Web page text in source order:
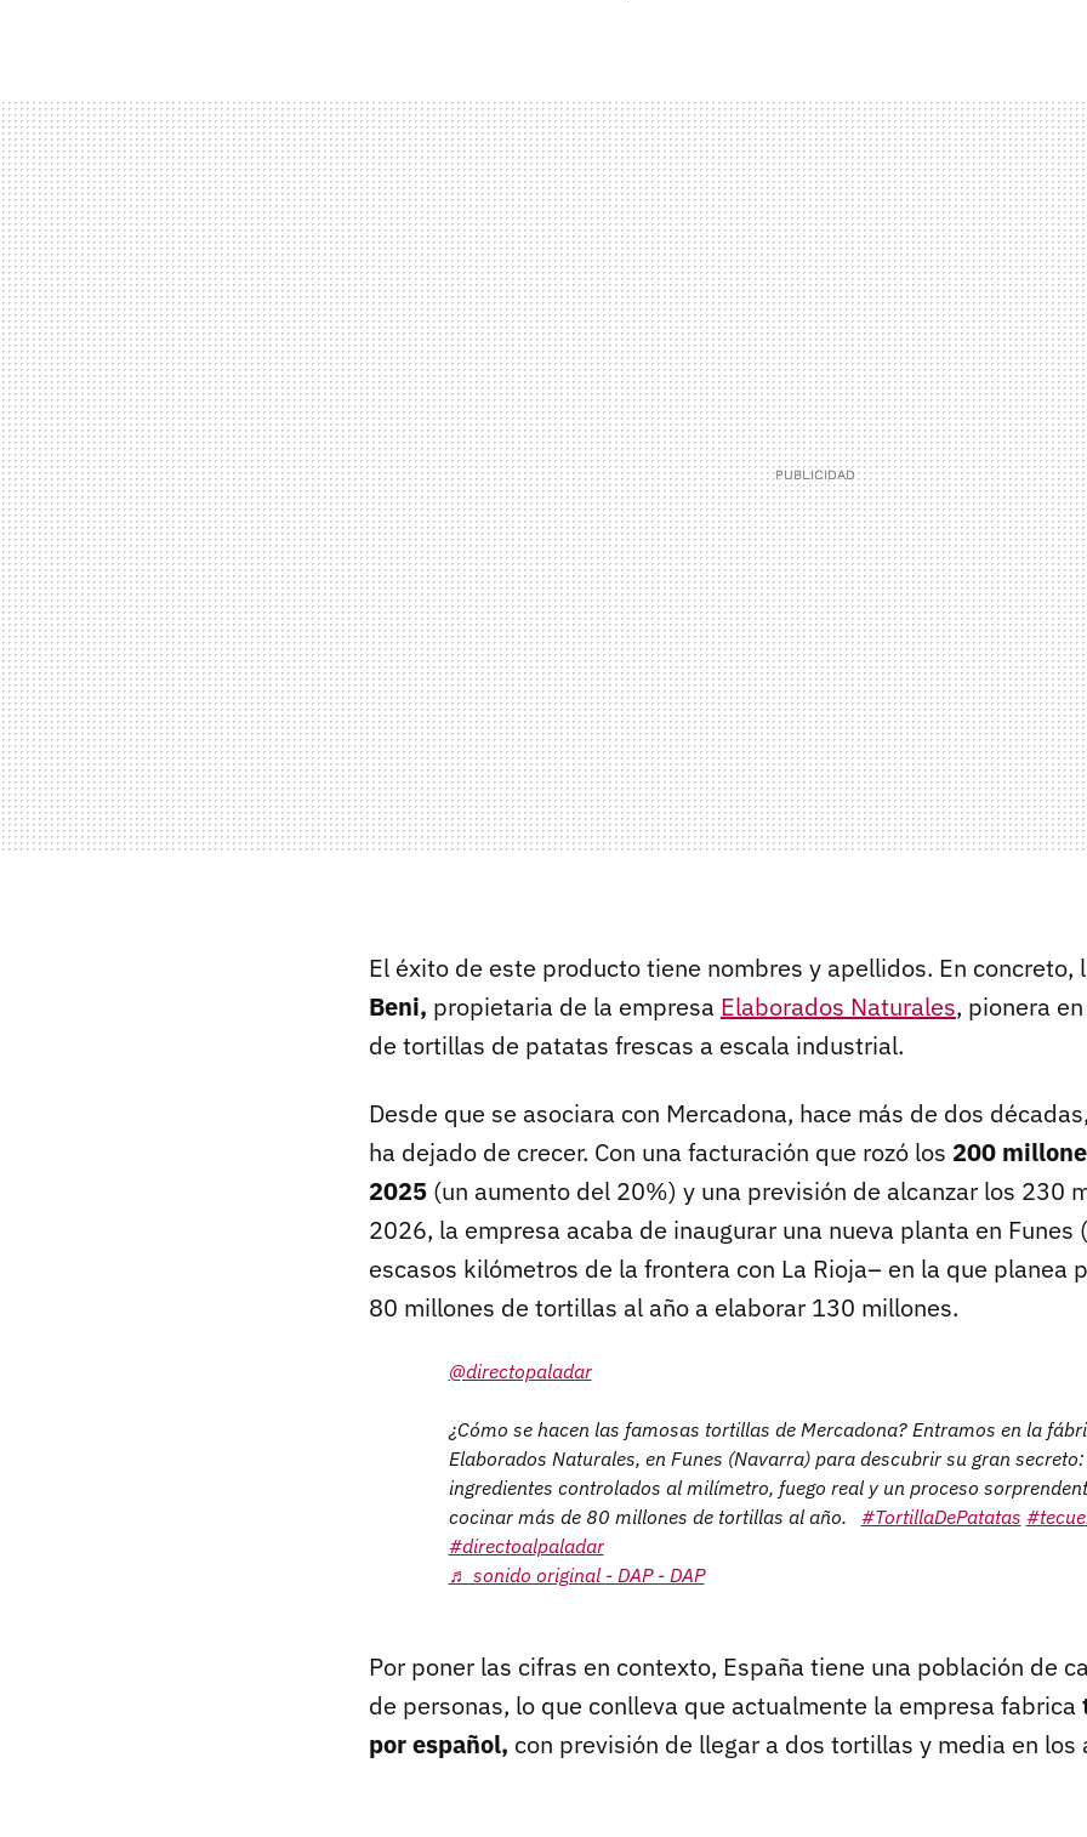
El éxito de este producto tiene nombres y apellidos. En concreto,
Beni, propietaria de la empresa Elaborados Naturales, pionera
de tortillas de patatas frescas a escala industrial.
Desde que se asociara con Mercadona, hace más de dos
ha dejado de crecer. Con una facturación que rozó los 200
2025 (un aumento del 20%) y una previsión de alcanzar los 230
2026, la empresa acaba de inaugurar una nueva planta en Funes
escasos kilómetros de la frontera con La Rioja– en la que planea
80 millones de tortillas al año a elaborar 130 millones.
@directopaladar
¿Cómo se hacen las famosas tortillas de Mercadona? Entramos en la
Elaborados Naturales, en Funes (Navarra) para descubrir su gran secreto:
ingredientes controlados al milímetro, fuego real y un proceso
cocinar más de 80 millones de tortillas al año. ⁣ ⁣ #TortillaDePatatas
#directoalpaladar
♬ sonido original - DAP - DAP
Por poner las cifras en contexto, España tiene una población de
de personas, lo que conlleva que actualmente la empresa fabrica
por español, con previsión de llegar a dos tortillas y media en los